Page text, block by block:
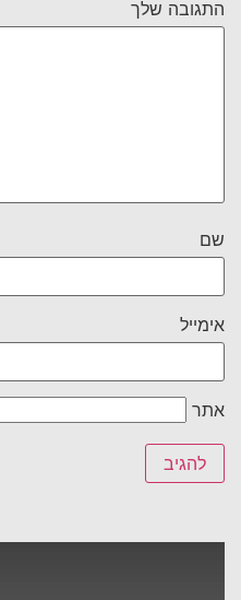
התגובה שלך
שם
אימייל
אתר